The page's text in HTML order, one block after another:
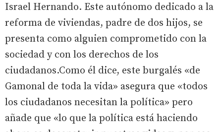
Israel Hernando. Este autónomo dedicado a la
reforma de viviendas, padre de dos hijos, se
presenta como alguien comprometido con la
sociedad y con los derechos de los
ciudadanos.Como él dice, este burgalés «de
Gamonal de toda la vida» asegura que «todos
los ciudadanos necesitan la política» pero
añade que «lo que la política está haciendo